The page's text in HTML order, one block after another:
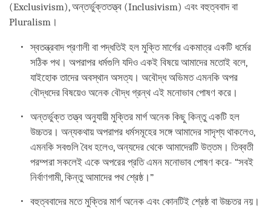
(Exclusivism), অন্তর্ভুক্ততত্ত্ব (Inclusivism) এবং বহুত্ববাদ বা
Pluralism।
স্বতন্ত্রবাদ প্রণালী বা পদ্ধতিই হল মুক্তি মার্গের একমাত্র একটি ধর্মের
সঠিক পথ। অপরাপর ধর্মগুলি যদিও একই বিষয়ে আমাদের মতোই বলে,
যাইহোক তাদের অবস্থান অসত্য। অবৌদ্ধ অভিমত এমনকি অপর
বৌদ্ধদের বিষয়েও অনেক বৌদ্ধ গ্রন্থ এই মনোভাব পোষণ করে।
অন্তর্ভুক্ত তত্ত্ব অনুযায়ী মুক্তির মার্গ অনেক কিছু কিন্তু একটি হল
উচ্চতর। অন্যকথায় অপরাপর ধর্মসমূহের সঙ্গে আমাদের সাদৃশ্য থাকলেও,
এমনকি সবগুলি বৈধ হলেও, অন্যদের থেকে আমাদেরটি উত্তম। তিব্বতী
পরম্পরা সকলেই একে অপরের প্রতি এমন মনোভাব পোষণ করে- “সবই
নির্বাণগামী, কিন্তু আমাদের পথ শ্রেষ্ঠ।”
বহুত্ববাদের মতে মুক্তির মার্গ অনেক এবং কোনটিই শ্রেষ্ঠ বা উচ্চতর নয়।